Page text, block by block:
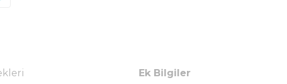
Ek Bilgiler